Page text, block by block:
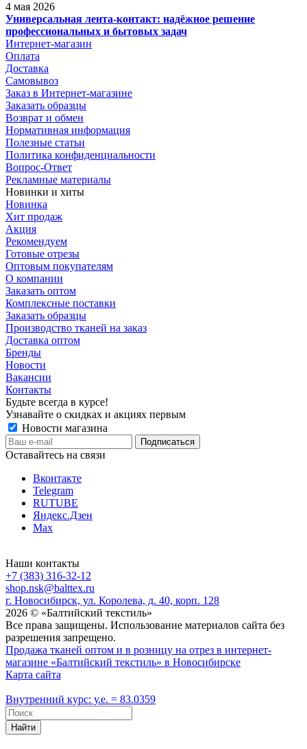
4 мая 2026
Универсальная лента-контакт: надёжное решение
профессиональных и бытовых задач
Интернет-магазин
Оплата
Доставка
Самовывоз
Заказ в Интернет-магазине
Заказать образцы
Возврат и обмен
Нормативная информация
Полезные статьи
Политика конфиденциальности
Вопрос-Ответ
Рекламные материалы
Новинки и хиты
Новинка
Хит продаж
Акция
Рекомендуем
Готовые отрезы
Оптовым покупателям
О компании
Заказать оптом
Комплексные поставки
Заказать образцы
Производство тканей на заказ
Доставка оптом
Бренды
Новости
Вакансии
Контакты
Будьте всегда в курсе!
Узнавайте о скидках и акциях первым
Новости магазина
Оставайтесь на связи
Вконтакте
Telegram
RUTUBE
Яндекс.Дзен
Max
Наши контакты
+7 (383) 316-32-12
shop.nsk@balttex.ru
г. Новосибирск, ул. Королева, д. 40, корп. 128
2026 © «Балтийский текстиль»
Все права защищены. Использование материалов сайта без
разрешения запрещено.
Продажа тканей оптом и в розницу на отрез в интернет-
магазине «Балтийский текстиль» в Новосибирске
Карта сайта
Внутренний курс: у.е. = 83.0359
Найти